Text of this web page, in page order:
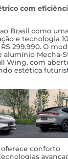
com
ao Brasil como
e tecnologia
299.990. O
Mecha-
Wing, com
estética
conforto